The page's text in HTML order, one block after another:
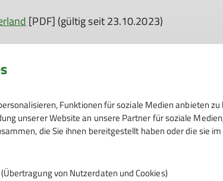
[PDF] (gültig seit 23.10.2023)
Funktionen für soziale Medien anbieten
unserer Website an unsere Partner für soziale
die Sie ihnen bereitgestellt haben oder die sie
von Nutzerdaten und Cookies)